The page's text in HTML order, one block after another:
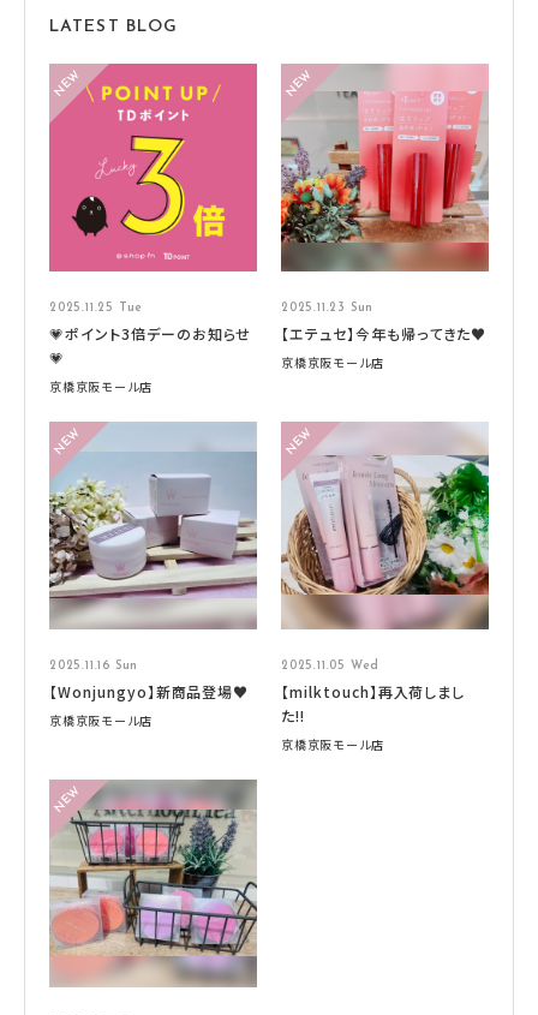
LATEST BLOG
2025.11.25 Tue
💗ポイント3倍デーのお知らせ
💗
京橋京阪モール店
2025.11.23 Sun
【エテュセ】今年も帰ってきた♥
京橋京阪モール店
2025.11.16 Sun
【Wonjungyo】新商品登場♥
京橋京阪モール店
2025.11.05 Wed
【milktouch】再入荷しまし
た!!
京橋京阪モール店